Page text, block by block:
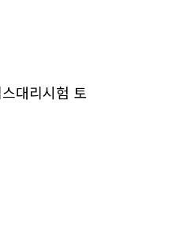
대리시험 토